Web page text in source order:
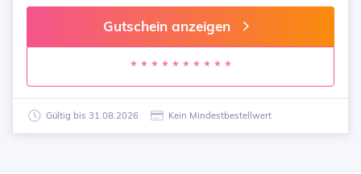
Gutschein anzeigen
* * * * * * * * * *
Gültig bis 31.08.2026 Kein Mindestbestellwert